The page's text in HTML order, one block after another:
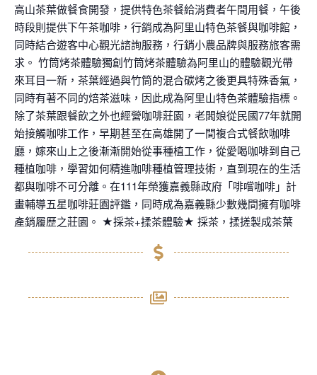
高山茶葉做餐食開發，提供特色茶餐給消費者午間用餐，午後
時段則提供下午茶咖啡，行銷成為阿里山特色茶餐與咖啡館，
同時結合遊客中心觀光諮詢服務，行銷小農品牌與服務旅客需
求。 竹筒烤茶體驗獨創竹筒烤茶體驗為阿里山的體驗觀光帶
來耳目一新，茶葉經過與竹筒的混合碳烤之後更具特殊香氣，
同時有著不同的焙茶滋味，因此成為阿里山特色茶體驗指標。
除了茶葉跟餐飲之外也經營咖啡莊園，老闆娘從民國77年就開
始接觸咖啡工作，早期甚至在高雄開了一間複合式餐飲咖啡
廳，嫁來山上之後漸漸開始從事種植工作，從愛喝咖啡到自己
種植咖啡，學習如何精進咖啡種植管理技術，直到現在的生活
都與咖啡不可分離。在111年榮獲嘉義縣政府「啡嚐咖啡」計
畫輔導五星咖啡莊園評鑑，同時成為嘉義縣少數幾間擁有咖啡
產銷履歷之莊園。 ★採茶+揉茶體驗★ 採茶，揉搓製成茶葉